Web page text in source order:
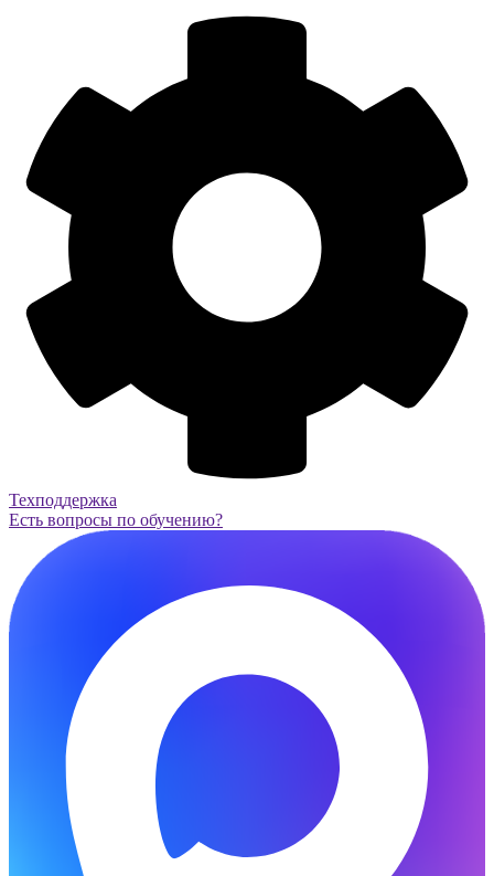
Техподдержка
Есть вопросы по обучению?